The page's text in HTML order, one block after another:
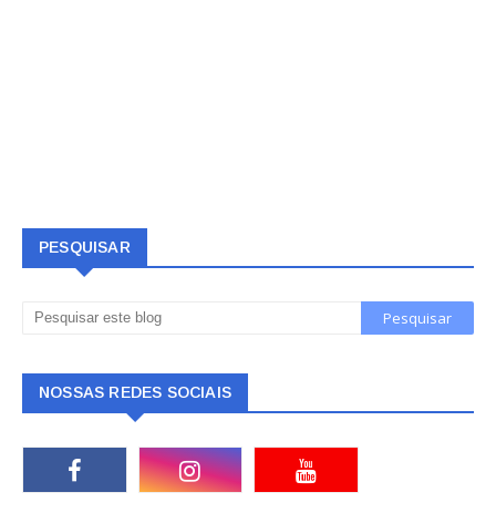
PESQUISAR
NOSSAS REDES SOCIAIS